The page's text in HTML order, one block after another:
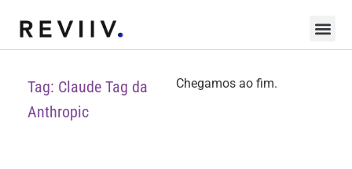
Tag: Claude Tag da
Anthropic
Chegamos ao fim.